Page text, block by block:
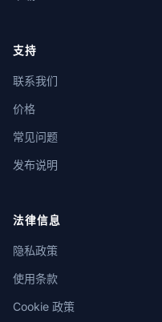
支持
联系我们
价格
常见问题
发布说明
法律信息
隐私政策
使用条款
Cookie 政策